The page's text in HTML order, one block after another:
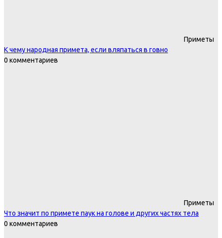
Приметы
К чему народная примета, если вляпаться в говно
0 комментариев
Приметы
Что значит по примете паук на голове и других частях тела
0 комментариев